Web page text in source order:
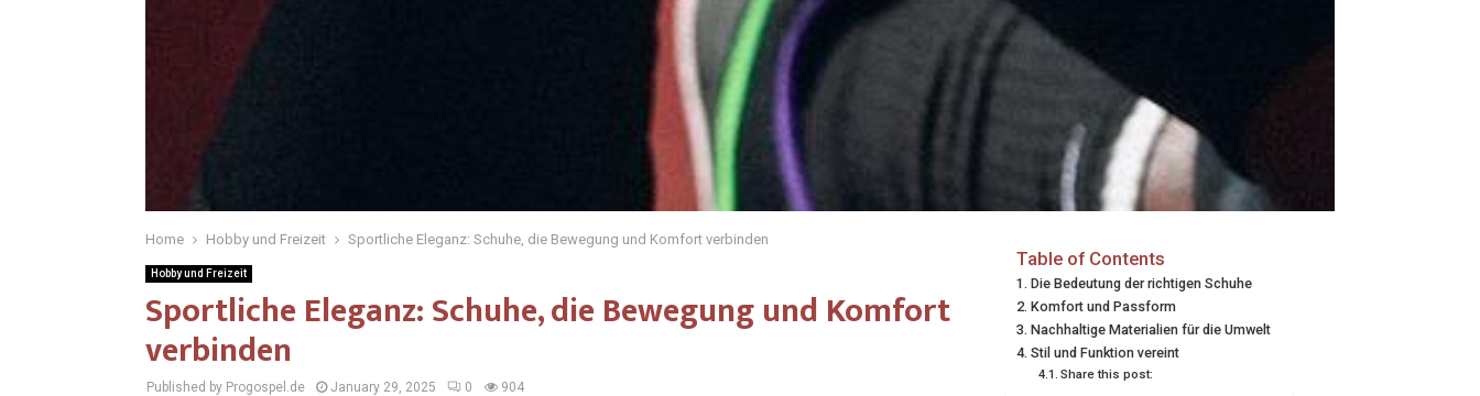
Home Hobby und Freizeit Sportliche Eleganz: Schuhe, die Bewegung und Komfort verbinden
Hobby und Freizeit
Sportliche Eleganz: Schuhe, die Bewegung und Komfort
verbinden
Published by Progospel.de January 29, 2025 0 904
Table of Contents
Die Bedeutung der richtigen Schuhe
Komfort und Passform
Nachhaltige Materialien für die Umwelt
Stil und Funktion vereint
Share this post: